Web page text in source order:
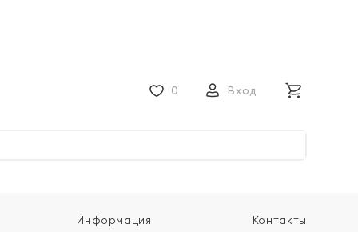
0 Вход
Информация Контакты